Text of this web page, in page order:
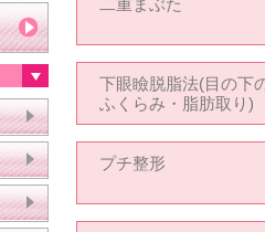
二重まぶた
下眼瞼脱脂法(目の下
ふくらみ・脂肪取り)
プチ整形